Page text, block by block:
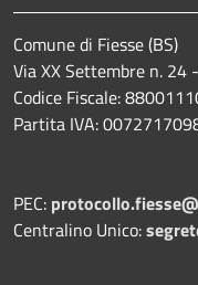
Comune di Fiesse (BS)
Via XX Settembre n. 24
Codice Fiscale:
Partita IVA:
PEC:
Centralino Unico: